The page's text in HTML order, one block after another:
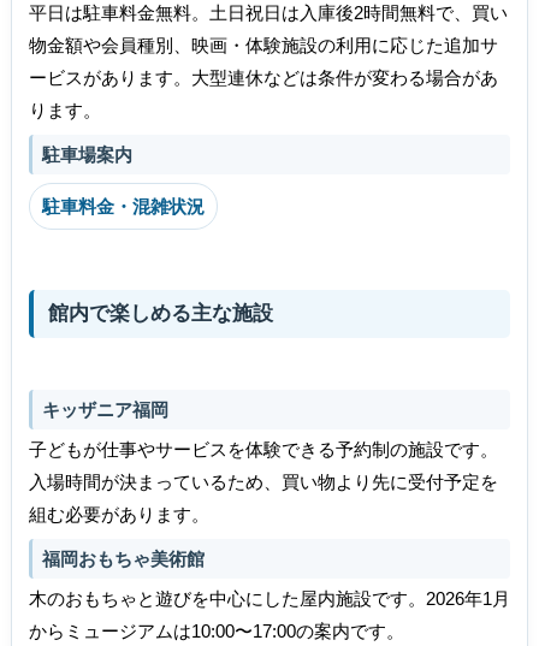
平日は駐車料金無料。土日祝日は入庫後2時間無料で、買い
物金額や会員種別、映画・体験施設の利用に応じた追加サ
ービスがあります。大型連休などは条件が変わる場合があ
ります。
駐車場案内
駐車料金・混雑状況
館内で楽しめる主な施設
キッザニア福岡
子どもが仕事やサービスを体験できる予約制の施設です。
入場時間が決まっているため、買い物より先に受付予定を
組む必要があります。
福岡おもちゃ美術館
木のおもちゃと遊びを中心にした屋内施設です。2026年1月
からミュージアムは10:00〜17:00の案内です。